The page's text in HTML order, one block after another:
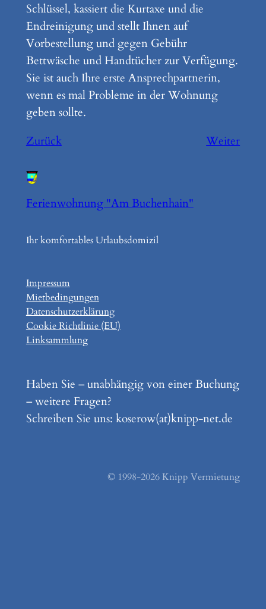
Schlüssel, kassiert die Kurtaxe und die
Endreinigung und stellt Ihnen auf
Vorbestellung und gegen Gebühr
Bettwäsche und Handtücher zur Verfügung.
Sie ist auch Ihre erste Ansprechpartnerin,
wenn es mal Probleme in der Wohnung
geben sollte.
Zurück
Weiter
Ferienwohnung "Am Buchenhain"
Ihr komfortables Urlaubsdomizil
Impressum
Mietbedingungen
Datenschutzerklärung
Cookie Richtlinie (EU)
Linksammlung
Haben Sie – unabhängig von einer Buchung
– weitere Fragen?
Schreiben Sie uns: koserow(at)knipp-net.de
© 1998-2026 Knipp Vermietung